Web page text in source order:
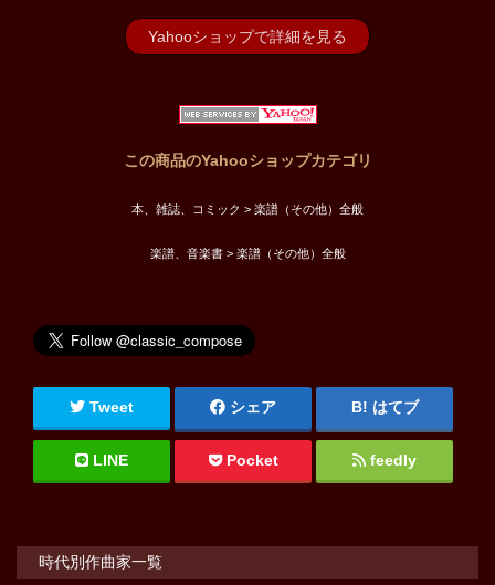
Yahooショップで詳細を見る
この商品のYahooショップカテゴリ
本、雑誌、コミック > 楽譜（その他）全般
楽譜、音楽書 > 楽譜（その他）全般
Tweet シェア はてブ
LINE Pocket feedly
時代別作曲家一覧